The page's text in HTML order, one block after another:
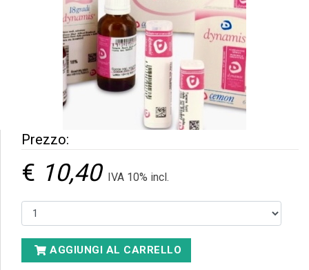
Prezzo:
€ 10,40 IVA 10% incl.
AGGIUNGI AL CARRELLO